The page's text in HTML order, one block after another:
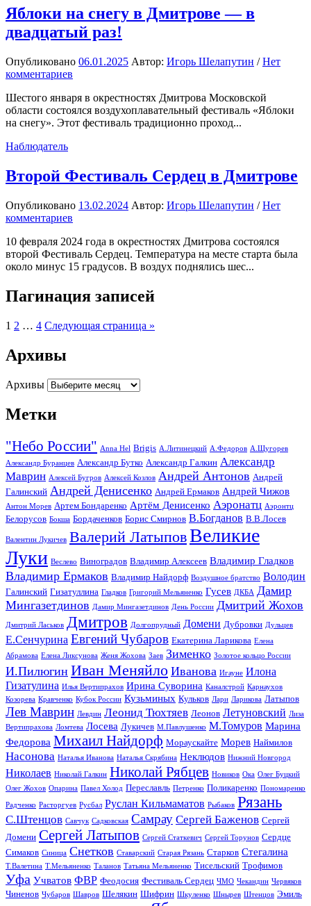
Яблоки на снегу в Дмитрове — в
двадцатый раз!
Опубликовано 06.01.2025 Автор: Игорь Шелапутин /Нет
комментариев
Шестого января в окрестностях Дмитрова Московской
области состоялся воздухоплавательный фестиваль «Яблоки
на снегу». Этот фестиваль традиционно проход...
Наблюдатель
Второй Фестиваль Сердец в Дмитрове
Опубликовано 13.02.2024 Автор: Игорь Шелапутин /Нет
комментариев
10 февраля 2024 года в окрестностях Дмитрова состоялся
второй Фестиваль Сердец. Температура на месте старта была
около минус 15 градусов. В воздух поднялись шес...
Пагинация записей
1 2 … 4 Следующая страница »
Архивы
Архивы
Метки
"Небо России" Anna Hel Brigis А.Литинецкий А.Федоров А.Щугорев
Александр Буранцев Александр Бутко Александр Галкин Александр
Маврин Алексей Бугров Алексей Козлов Андрей Антонов Андрей
Галинский Андрей Денисенко Андрей Ермаков Андрей Чижов
Антон Морев Артем Бондаренко Артём Денисенко Аэронатц Аэронтц
Белорусов Бокша Бордаченков Борис Смирнов В.Богданов В.В.Лосев
Валентин Лукичев Валерий ЛатыповВеликие
Луки Веслево Виноградов Владимир Алексеев Владимир Гладков
Владимир Ермаков Владимир Найдорф Воздушное братство Володин
Галинский Гизатуллина Гладков Григорий Мельяненко Гусев ДКБА Дамир
Мингазетдинов Дамир Мингазетдинов День России Дмитрий Жохов
Дмитрий Ласьков Дмитров Долгопрудный Домени Дубровки Дульцев
Е.Сенчурина Евгений Чубаров Екатерина Ларикова Елена
Абрамова Елена Ликсунова Женя Жохова Заев Зименко Золотое кольцо России
И.Пилюгин Иван Меняйло Иванова Игауне Илона
Гизатулина Илья Вертипрахов Ирина Суворина Каналстрой Карнаухов
Козорева Кравченко Кубок России Кузьминых Кульков Лари Ларикова Латыпов
Лев Маврин Левдин Леонид Тюхтяев Леонов Летуновский Лиза
Вертипрахова Ломтева Лосева Лукичев М.Павлушенко М.Томуров Марина
Федорова Михаил Найдорф Мораускайте Морев Наймилов
Насонова Наталья Иванова Наталья Скрябина Неклюдов Нижний Новгород
Николаев Николай Галкин Николай Рябцев Новиков Ока Олег Буцкий
Олег Жохов Опарина Павел Холод Переславль Петренко Поликаренко Пономаренко
Радченко Расторгуев Русбал Руслан Кильмаматов Рыбаков Рязань
С.Штенцов Савчук Садковская Самрау Сергей Баженов Сергей
Домени Сергей Латыпов Сергей Статкевич Сергей Торунов Сердце
Симаков Синица Снетков Ставарский Старая Рязань Старков Стегалина
Т.Валетина Т.Мельяненко Таланов Татьяна Мельяненко Тисельский Трофимов
Уфа Учватов ФВР Феодосия Фестиваль Сердец ЧМО Чекандин Червяков
Чиненов Чубаров Шавров Шелякин Шифрин Шкуленко Шнырев Штенцов Эмиль